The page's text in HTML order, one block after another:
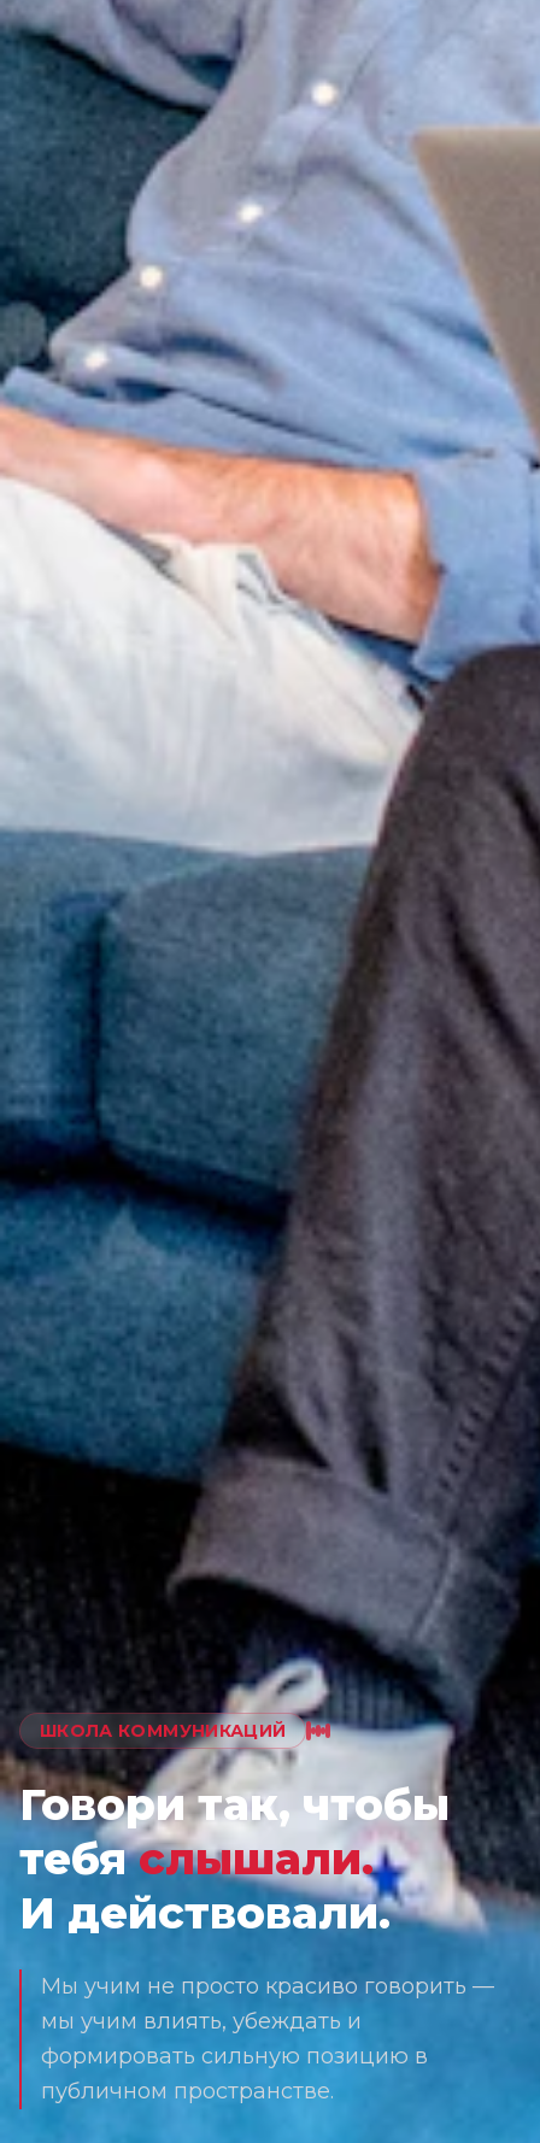
ШКОЛА КОММУНИКАЦИЙ
Говори так, чтобы
тебяслышали.
И действовали.
Мы учим не просто красиво говорить —
мы учим влиять, убеждать и
формировать сильную позицию в
публичном пространстве.